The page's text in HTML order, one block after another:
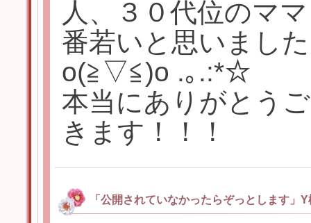
人、３０代位のマ
番若いと思いまし
o(≧▽≦)o .｡.:*☆
本当にありがとう
きます！！！
「公開されていなかったらぞっとします